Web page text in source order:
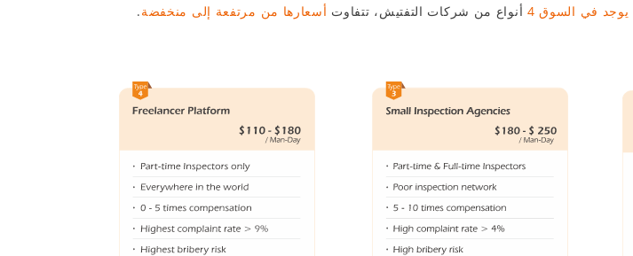
يوجد في السوق 4 أنواع من شركات التفتيش، تتفاوت أسعارها من مرتفعة إلى منخفضة.